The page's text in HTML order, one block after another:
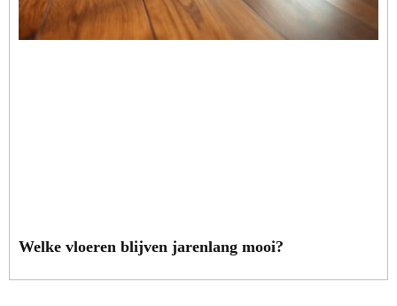
Welke vloeren blijven jarenlang mooi?